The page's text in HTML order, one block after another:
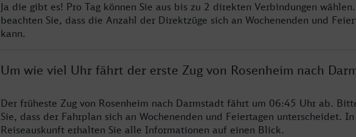
Ja die gibt es! Pro Tag können Sie aus bis zu 2 direkten Verbindungen
beachten Sie, dass die Anzahl der Direktzüge sich an Wochenenden und
kann.
Um wie viel Uhr fährt der erste Zug von Rosenheim nach
Der früheste Zug von Rosenheim nach Darmstadt fährt um 06:45 Uhr ab.
Sie, dass der Fahrplan sich an Wochenenden und Feiertagen unterscheidet.
Reiseauskunft erhalten Sie alle Informationen auf einen Blick.